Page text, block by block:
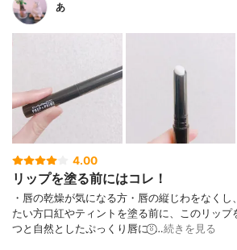
あ
4.00
リップを塗る前にはコレ！
・唇の乾燥が気になる方・唇の縦じわをなくし
たい方口紅やティントを塗る前に、このリッ
つと自然としたぷっくり唇に⍤⃝︎…続きを見る